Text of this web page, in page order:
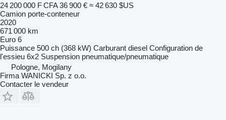
24 200 000 F CFA 36 900 € ≈ 42 630 $US
Camion porte-conteneur
2020
671 000 km
Euro 6
Puissance 500 ch (368 kW) Carburant diesel Configuration de
l'essieu 6x2 Suspension pneumatique/pneumatique
Pologne, Mogilany
Firma WANICKI Sp. z o.o.
Contacter le vendeur